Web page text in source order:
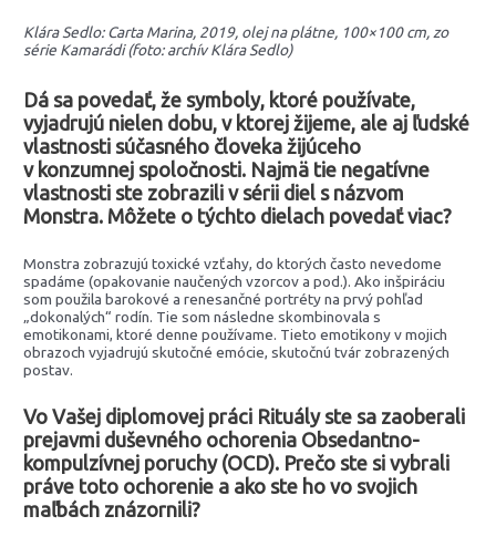
Klára Sedlo: Carta Marina, 2019, olej na plátne, 100×100 cm, zo
série Kamarádi (foto: archív Klára Sedlo)
Dá sa povedať, že symboly, ktoré používate,
vyjadrujú nielen dobu, v ktorej žijeme, ale aj ľudské
vlastnosti súčasného človeka žijúceho
v konzumnej spoločnosti. Najmä tie negatívne
vlastnosti ste zobrazili v sérii diel s názvom
Monstra. Môžete o týchto dielach povedať viac?
Monstra zobrazujú toxické vzťahy, do ktorých často nevedome
spadáme (opakovanie naučených vzorcov a pod.). Ako inšpiráciu
som použila barokové a renesančné portréty na prvý pohľad
„dokonalých“ rodín. Tie som následne skombinovala s
emotikonami, ktoré denne používame. Tieto emotikony v mojich
obrazoch vyjadrujú skutočné emócie, skutočnú tvár zobrazených
postav.
Vo Vašej diplomovej práci Rituály ste sa zaoberali
prejavmi duševného ochorenia Obsedantno-
kompulzívnej poruchy (OCD). Prečo ste si vybrali
práve toto ochorenie a ako ste ho vo svojich
maľbách znázornili?